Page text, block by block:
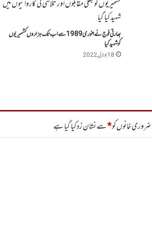
بھارتی فوج نے جنوری 1989سے اب تک ہزاروں کشمیریوں
کوشہید کیا
18 جولائی, 2022
ضروری خانوں کو*سے نشان زد کیا گیا ہے